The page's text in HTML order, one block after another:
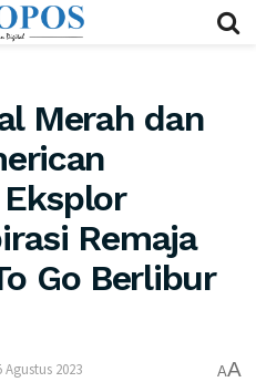
Merah dan
Remaja
Go Berlibur
Agustus 2023 AA